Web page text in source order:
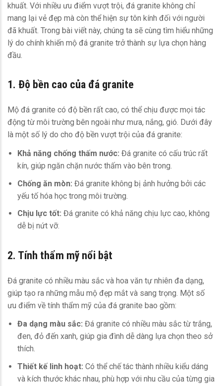
khuất. Với nhiều ưu điểm vượt trội, đá granite không chỉ
mang lại vẻ đẹp mà còn thể hiện sự tôn kính đối với người
đã khuất. Trong bài viết này, chúng ta sẽ cùng tìm hiểu những
lý do chính khiến mộ đá granite trở thành sự lựa chọn hàng
đầu.
1. Độ bền cao của đá granite
Mộ đá granite có độ bền rất cao, có thể chịu được mọi tác
động từ môi trường bên ngoài như mưa, nắng, gió. Dưới đây
là một số lý do cho độ bền vượt trội của đá granite:
Khả năng chống thấm nước: Đá granite có cấu trúc rất
kín, giúp ngăn chặn nước thấm vào bên trong.
Chống ăn mòn: Đá granite không bị ảnh hưởng bởi các
yếu tố hóa học trong môi trường.
Chịu lực tốt: Đá granite có khả năng chịu lực cao, không
dễ bị nứt vỡ.
2. Tính thẩm mỹ nổi bật
Đá granite có nhiều màu sắc và hoa văn tự nhiên đa dạng,
giúp tạo ra những mẫu mộ đẹp mắt và sang trọng. Một số
ưu điểm về tính thẩm mỹ của đá granite bao gồm:
Đa dạng màu sắc: Đá granite có nhiều màu sắc từ trắng,
đen, đỏ đến xanh, giúp gia đình dễ dàng lựa chọn theo sở
thích.
Thiết kế linh hoạt: Có thể chế tác thành nhiều kiểu dáng
và kích thước khác nhau, phù hợp với nhu cầu của từng gia